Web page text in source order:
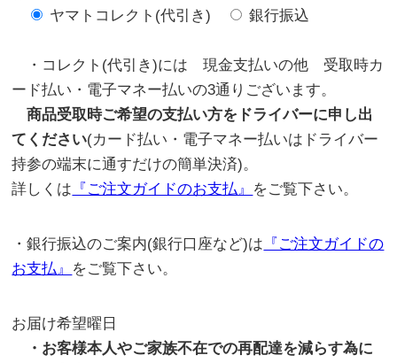
ヤマトコレクト(代引き)
銀行振込
・コレクト(代引き)には 現金支払いの他 受取時カ
ード払い・電子マネー払いの3通りございます。
商品受取時ご希望の支払い方をドライバーに申し出
てください(カード払い・電子マネー払いはドライバー
持参の端末に通すだけの簡単決済)。
詳しくは 『ご注文ガイドのお支払』 をご覧下さい。
・銀行振込のご案内(銀行口座など)は 『ご注文ガイドの
お支払』 をご覧下さい。
お届け希望曜日
・お客様本人やご家族不在での再配達を減らす為に